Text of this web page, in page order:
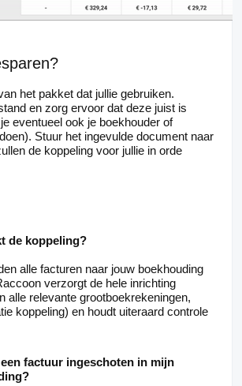
het pakket dat jullie gebruiken.
en zorg ervoor dat deze juist is
eventueel ook je boekhouder of
Stuur het ingevulde document naar
de koppeling voor jullie in orde
de koppeling?
alle facturen naar jouw boekhouding
verzorgt de hele inrichting
alle relevante grootboekrekeningen,
koppeling) en houdt uiteraard controle
factuur ingeschoten in mijn